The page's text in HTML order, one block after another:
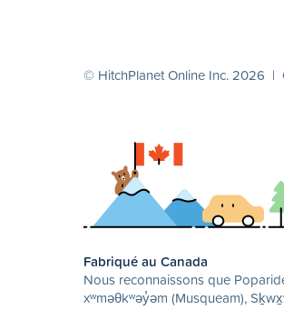
© HitchPlanet Online Inc. 2026 |
Fabriqué au Canada
Nous reconnaissons que
xʷməθkʷəy̓əm (Musqueam),